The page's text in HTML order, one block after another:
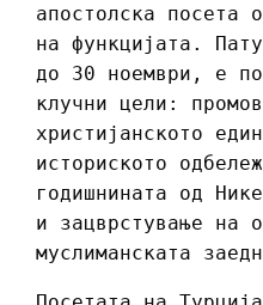
апостолска посета
на функцијата.
до 30 ноември, е
клучни цели:
христијанското
историското
годишнината од
и зацврстување на
муслиманската